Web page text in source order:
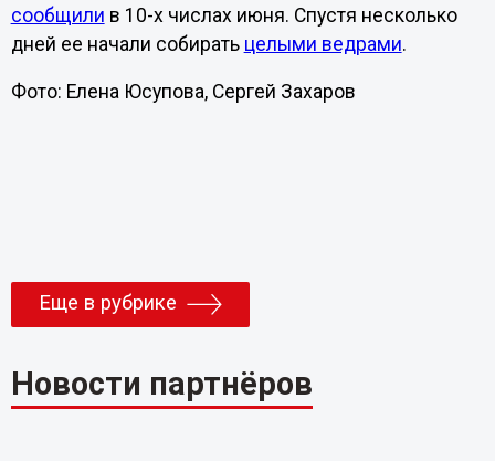
сообщили в 10-х числах июня. Спустя несколько
дней ее начали собирать целыми ведрами.
Фото: Елена Юсупова, Сергей Захаров
Еще в рубрике
Новости партнёров